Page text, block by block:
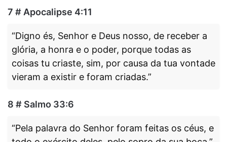
7 # Apocalipse 4:11
“Digno és, Senhor e Deus nosso, de receber a
glória, a honra e o poder, porque todas as
coisas tu criaste, sim, por causa da tua vontade
vieram a existir e foram criadas.”
8 # Salmo 33:6
“Pela palavra do Senhor foram feitas os céus, e